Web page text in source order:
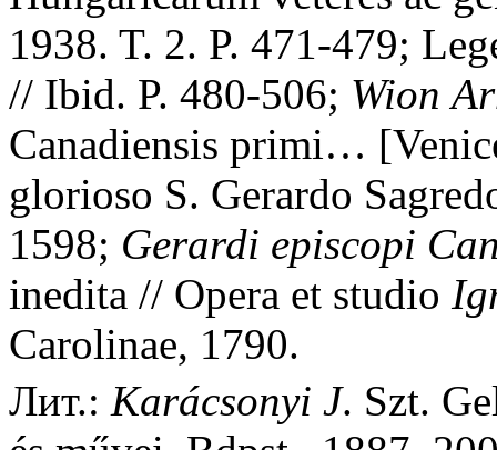
1938. T. 2. P. 471-479;
// Ibid. P. 480-506; Wion
Canadiensis primi…
glorioso S. Gerardo
1598; Gerardi episcopi
inedita // Opera et studio
Carolinae, 1790.
Лит.: Karácsonyi J. Szt.